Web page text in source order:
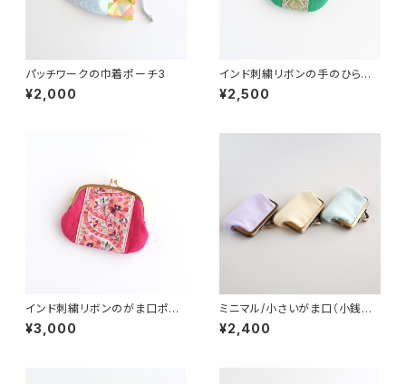
パッチワークの巾着ポーチ3
¥2,000
インド刺繍リボンの手のひらが
ま口ポーチ グリーン
¥2,500
インド刺繍リボンのがま口ポー
チ/お財布 ピンク
¥3,000
ミニマル/小さいがま口（小銭入
れ・財布）シャーベットカラー
¥2,400